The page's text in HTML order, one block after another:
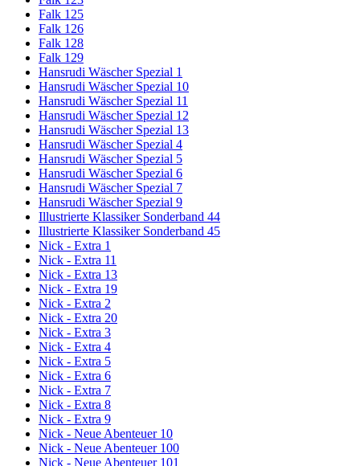
Falk 125
Falk 126
Falk 128
Falk 129
Hansrudi Wäscher Spezial 1
Hansrudi Wäscher Spezial 10
Hansrudi Wäscher Spezial 11
Hansrudi Wäscher Spezial 12
Hansrudi Wäscher Spezial 13
Hansrudi Wäscher Spezial 4
Hansrudi Wäscher Spezial 5
Hansrudi Wäscher Spezial 6
Hansrudi Wäscher Spezial 7
Hansrudi Wäscher Spezial 9
Illustrierte Klassiker Sonderband 44
Illustrierte Klassiker Sonderband 45
Nick - Extra 1
Nick - Extra 11
Nick - Extra 13
Nick - Extra 19
Nick - Extra 2
Nick - Extra 20
Nick - Extra 3
Nick - Extra 4
Nick - Extra 5
Nick - Extra 6
Nick - Extra 7
Nick - Extra 8
Nick - Extra 9
Nick - Neue Abenteuer 10
Nick - Neue Abenteuer 100
Nick - Neue Abenteuer 101